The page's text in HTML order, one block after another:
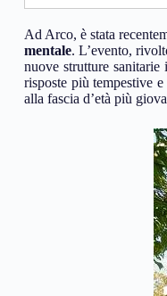
Ad Arco, è stata
mentale. L’evento,
nuove strutture
risposte più tempestive
alla fascia d’età più